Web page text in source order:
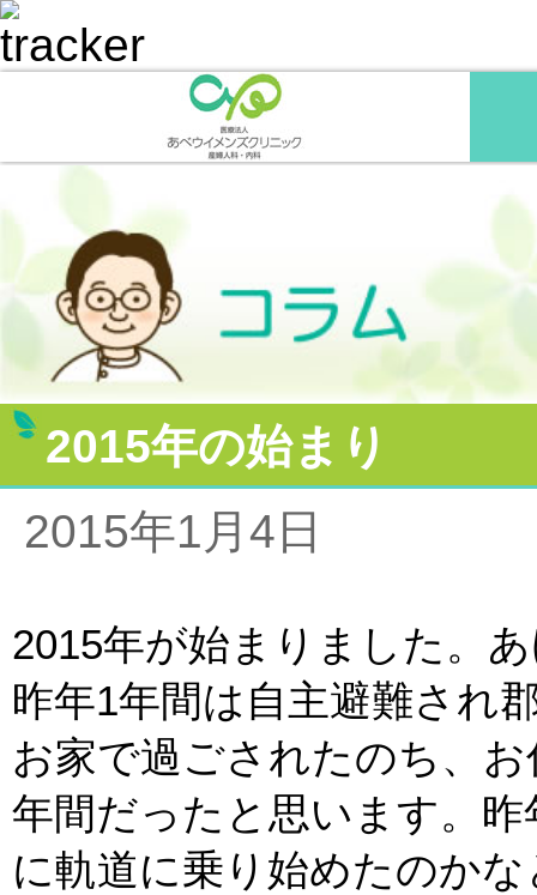
2015年の始まり
2015年1月4日
2015年が始まりました。
昨年1年間は自主避難され
お家で過ごされたのち、
年間だったと思います。
に軌道に乗り始めたのか